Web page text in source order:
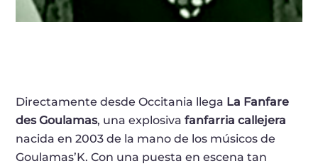
Directamente desde Occitania llega La Fanfare
des Goulamas, una explosivafanfarria callejera
nacida en 2003 de la mano de los músicos de
Goulamas’K. Con una puesta en escena tan